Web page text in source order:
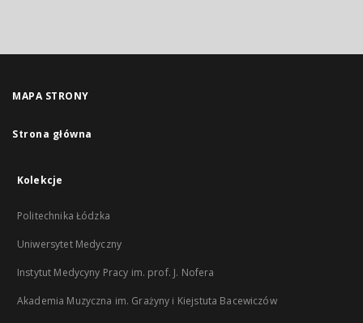
MAPA STRONY
Strona główna
Kolekcje
Politechnika Łódzka
Uniwersytet Medyczny
Instytut Medycyny Pracy im. prof. J. Nofera
Akademia Muzyczna im. Grażyny i Kiejstuta Bacewiczów